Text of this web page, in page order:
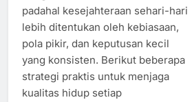
padahal kesejahteraan sehari-hari
lebih ditentukan oleh kebiasaan,
pola pikir, dan keputusan kecil
yang konsisten. Berikut beberapa
strategi praktis untuk menjaga
kualitas hidup setiap